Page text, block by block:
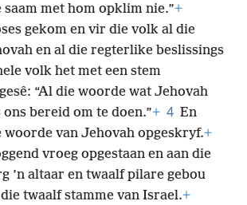
met hom opklim nie.”+
gekom en vir die volk al die
en al die regterlike beslissings
volk het met een stem
“Al die woorde wat Jehovah
bereid om te doen.”+ 4 En
woorde van Jehovah opgeskryf.+
vroeg opgestaan en aan die
’n altaar en twaalf pilare gebou
twaalf stamme van Israel.+